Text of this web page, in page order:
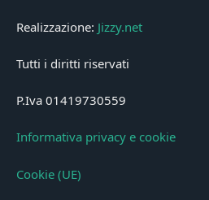
Realizzazione: Jizzy.net
Tutti i diritti riservati
P.Iva 01419730559
Informativa privacy e cookie
Cookie (UE)